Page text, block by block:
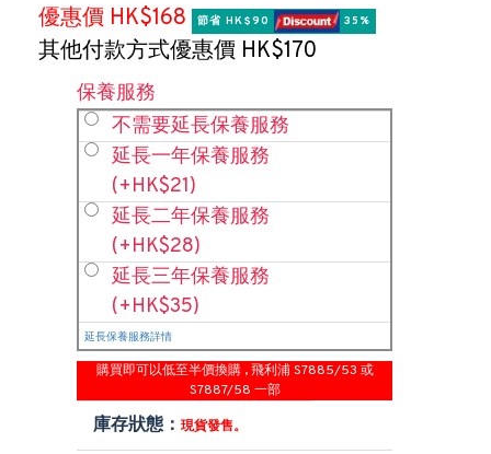
優惠價 HK$168 節省 HK$90 35%
其他付款方式優惠價 HK$170
保養服務
不需要延長保養服務
延長一年保養服務
(+HK$21)
延長二年保養服務
(+HK$28)
延長三年保養服務
(+HK$35)
延長保養服務詳情
購買即可以低至半價換購 , 飛利浦 S7885/53 或
S7887/58 一部
庫存狀態： 現貨發售。